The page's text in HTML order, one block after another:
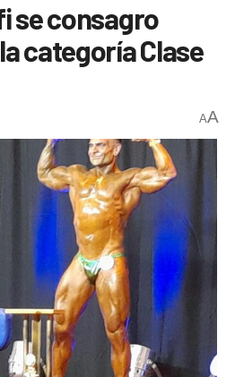
se consagro
categoría Clase
AA